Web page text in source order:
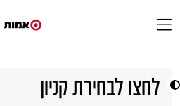
לחצו לבחירת קניון